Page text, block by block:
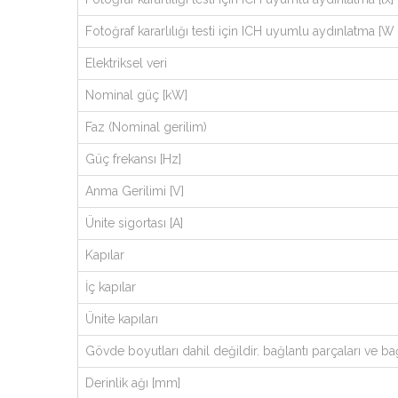
Fotoğraf kararlılığı testi için ICH uyumlu aydınlatma
Elektriksel veri
Nominal güç [kW]
Faz (Nominal gerilim)
Güç frekansı [Hz]
Anma Gerilimi [V]
Ünite sigortası [A]
Kapılar
İç kapılar
Ünite kapıları
Gövde boyutları dahil değildir. bağlantı parçaları ve
Derinlik ağı [mm]